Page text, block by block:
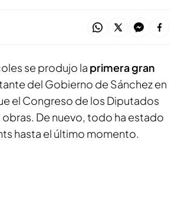
se produjo la primera gran
del Gobierno de Sánchez en
el Congreso de los Diputados
obras. De nuevo, todo ha estado
hasta el último momento.